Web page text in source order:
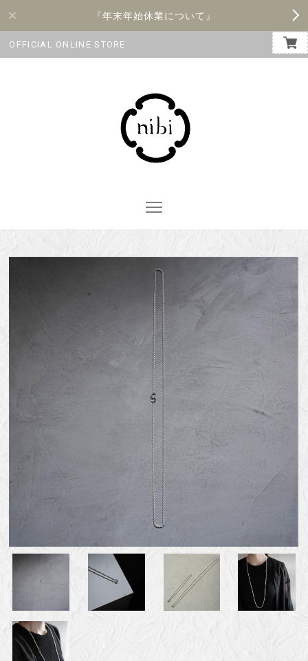
『年末年始休業について』
OFFICIAL ONLINE STORE